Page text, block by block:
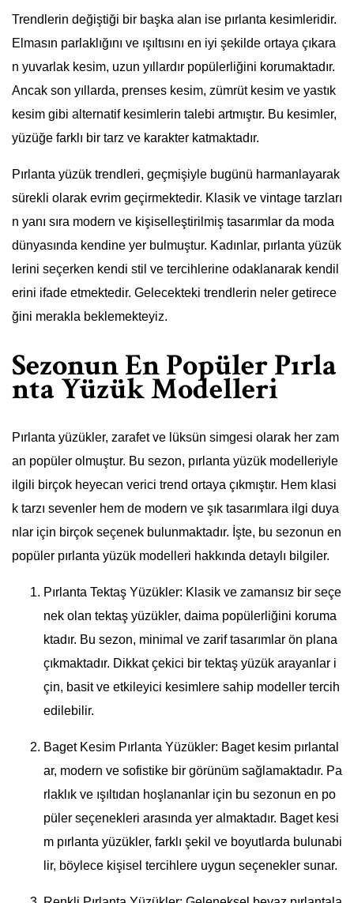
Trendlerin değiştiği bir başka alan ise pırlanta kesimleridir.
Elmasın parlaklığını ve ışıltısını en iyi şekilde ortaya çıkara
n yuvarlak kesim, uzun yıllardır popülerliğini korumaktadır.
Ancak son yıllarda, prenses kesim, zümrüt kesim ve yastık
kesim gibi alternatif kesimlerin talebi artmıştır. Bu kesimler,
yüzüğe farklı bir tarz ve karakter katmaktadır.
Pırlanta yüzük trendleri, geçmişiyle bugünü harmanlayarak
sürekli olarak evrim geçirmektedir. Klasik ve vintage tarzları
n yanı sıra modern ve kişiselleştirilmiş tasarımlar da moda
dünyasında kendine yer bulmuştur. Kadınlar, pırlanta yüzük
lerini seçerken kendi stil ve tercihlerine odaklanarak kendil
erini ifade etmektedir. Gelecekteki trendlerin neler getirece
ğini merakla beklemekteyiz.
Sezonun En Popüler Pırla
nta Yüzük Modelleri
Pırlanta yüzükler, zarafet ve lüksün simgesi olarak her zam
an popüler olmuştur. Bu sezon, pırlanta yüzük modelleriyle
ilgili birçok heyecan verici trend ortaya çıkmıştır. Hem klasi
k tarzı sevenler hem de modern ve şık tasarımlara ilgi duya
nlar için birçok seçenek bulunmaktadır. İşte, bu sezonun en
popüler pırlanta yüzük modelleri hakkında detaylı bilgiler.
Pırlanta Tektaş Yüzükler: Klasik ve zamansız bir seçe
nek olan tektaş yüzükler, daima popülerliğini koruma
ktadır. Bu sezon, minimal ve zarif tasarımlar ön plana
çıkmaktadır. Dikkat çekici bir tektaş yüzük arayanlar i
çin, basit ve etkileyici kesimlere sahip modeller tercih
edilebilir.
Baget Kesim Pırlanta Yüzükler: Baget kesim pırlantal
ar, modern ve sofistike bir görünüm sağlamaktadır. Pa
rlaklık ve ışıltıdan hoşlananlar için bu sezonun en po
püler seçenekleri arasında yer almaktadır. Baget kesi
m pırlanta yüzükler, farklı şekil ve boyutlarda bulunabi
lir, böylece kişisel tercihlere uygun seçenekler sunar.